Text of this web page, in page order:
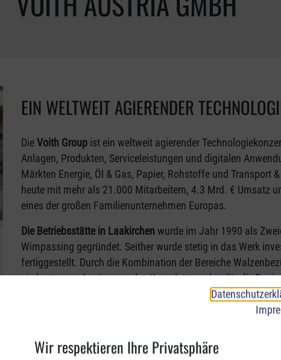
EIN WELTWEIT AGIERENDER
Die Voith Group ist ein weltweit agierender
Anlagen, Produkten, Serviceleistungen und digitalen
Märkten Energie, Öl & Gas, Papier, Rohstoffe und Transport
heute mit mehr als 21.000 Mitarbeitern, 4.3 Mrd. € Umsatz
eines der großen Familienunternehmen Europas.
Die Betriebsstätte in Laakirchen wurde im Jahr 1990 als
Wimpassing gegründet. Seither wurde stetig in das Werk
fertiggestellt. Durch die Kombination der Bereiche
ein kosten- und zeitsparendes Komplettangebot für die
umfasst derzeit die Herstellung von
Walzenservice für alle in Papiermaschinen verwendeten
Laakirchen werden Neuwalzen jeden Walzentyps
Saugwalzen in einem speziellen Bereich durchgeführt. Des
Wir respektieren Ihre Privatsphäre